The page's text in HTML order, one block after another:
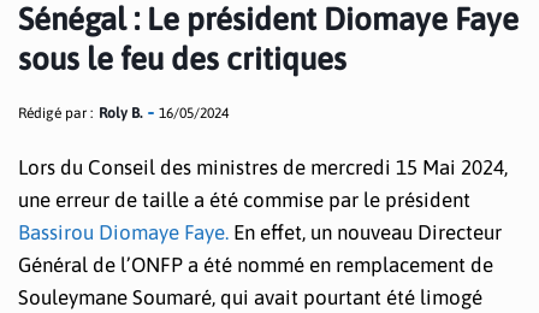
Sénégal : Le président Diomaye Faye
sous le feu des critiques
Rédigé par : Roly B. 16/05/2024
Lors du Conseil des ministres de mercredi 15 Mai 2024,
une erreur de taille a été commise par le président
Bassirou Diomaye Faye. En effet, un nouveau Directeur
Général de l’ONFP a été nommé en remplacement de
Souleymane Soumaré, qui avait pourtant été limogé